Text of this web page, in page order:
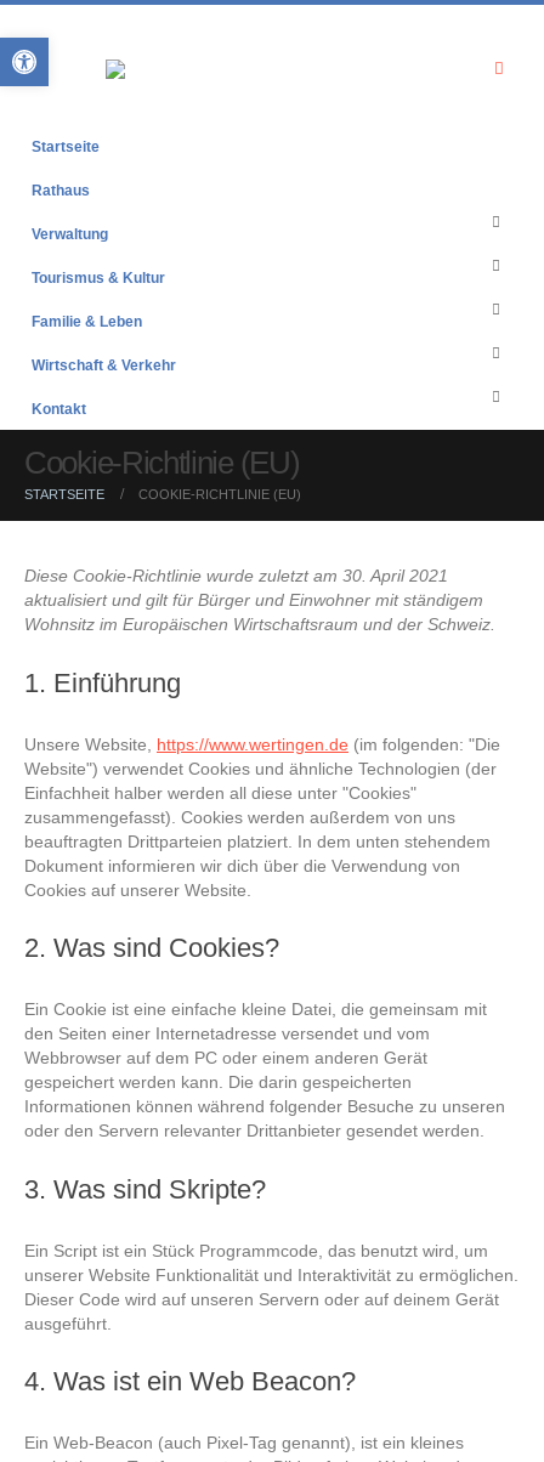
Startseite
Rathaus
Verwaltung
Tourismus & Kultur
Familie & Leben
Wirtschaft & Verkehr
Kontakt
Cookie-Richtlinie (EU)
STARTSEITE COOKIE-RICHTLINIE (EU)
Diese Cookie-Richtlinie wurde zuletzt am 30. April 2021
aktualisiert und gilt für Bürger und Einwohner mit ständigem
Wohnsitz im Europäischen Wirtschaftsraum und der Schweiz.
1. Einführung
Unsere Website, https://www.wertingen.de (im folgenden: "Die
Website") verwendet Cookies und ähnliche Technologien (der
Einfachheit halber werden all diese unter "Cookies"
zusammengefasst). Cookies werden außerdem von uns
beauftragten Drittparteien platziert. In dem unten stehendem
Dokument informieren wir dich über die Verwendung von
Cookies auf unserer Website.
2. Was sind Cookies?
Ein Cookie ist eine einfache kleine Datei, die gemeinsam mit
den Seiten einer Internetadresse versendet und vom
Webbrowser auf dem PC oder einem anderen Gerät
gespeichert werden kann. Die darin gespeicherten
Informationen können während folgender Besuche zu unseren
oder den Servern relevanter Drittanbieter gesendet werden.
3. Was sind Skripte?
Ein Script ist ein Stück Programmcode, das benutzt wird, um
unserer Website Funktionalität und Interaktivität zu ermöglichen.
Dieser Code wird auf unseren Servern oder auf deinem Gerät
ausgeführt.
4. Was ist ein Web Beacon?
Ein Web-Beacon (auch Pixel-Tag genannt), ist ein kleines
Open toolbar